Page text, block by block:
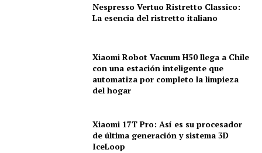
Nespresso Vertuo Ristretto Classico:
La esencia del ristretto italiano
Xiaomi Robot Vacuum H50 llega a Chile
con una estación inteligente que
automatiza por completo la limpieza
del hogar
Xiaomi 17T Pro: Así es su procesador
de última generación y sistema 3D
IceLoop